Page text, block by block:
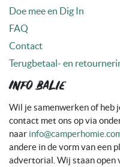
Doe mee en Dig In
FAQ
Contact
Terugbetaal- en
Info balie
Wil je samenwerken of heb
contact met ons op via
naar
andere in de vorm van een
advertorial. Wij staan open